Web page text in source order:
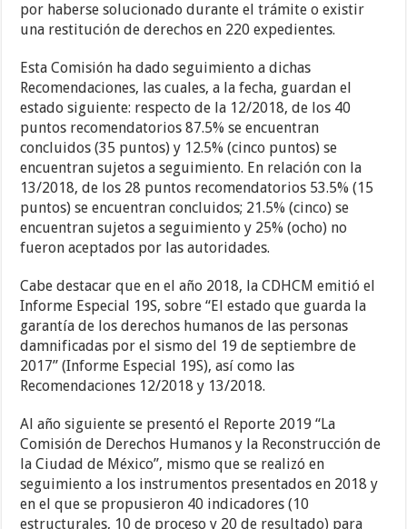
por haberse solucionado durante el trámite o existir
una restitución de derechos en 220 expedientes.
Esta Comisión ha dado seguimiento a dichas
Recomendaciones, las cuales, a la fecha, guardan el
estado siguiente: respecto de la 12/2018, de los 40
puntos recomendatorios 87.5% se encuentran
concluidos (35 puntos) y 12.5% (cinco puntos) se
encuentran sujetos a seguimiento. En relación con la
13/2018, de los 28 puntos recomendatorios 53.5% (15
puntos) se encuentran concluidos; 21.5% (cinco) se
encuentran sujetos a seguimiento y 25% (ocho) no
fueron aceptados por las autoridades.
Cabe destacar que en el año 2018, la CDHCM emitió el
Informe Especial 19S, sobre “El estado que guarda la
garantía de los derechos humanos de las personas
damnificadas por el sismo del 19 de septiembre de
2017” (Informe Especial 19S), así como las
Recomendaciones 12/2018 y 13/2018.
Al año siguiente se presentó el Reporte 2019 “La
Comisión de Derechos Humanos y la Reconstrucción de
la Ciudad de México”, mismo que se realizó en
seguimiento a los instrumentos presentados en 2018 y
en el que se propusieron 40 indicadores (10
estructurales, 10 de proceso y 20 de resultado) para